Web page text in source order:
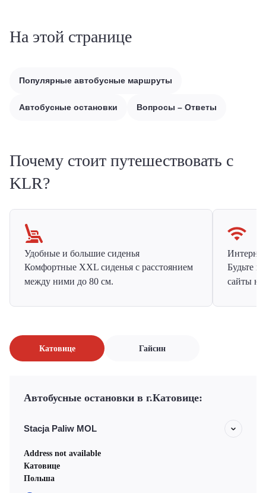
На этой странице
Популярные автобусные маршруты
Автобусные остановки Вопросы – Ответы
Почему стоит путешествовать с
KLR?
Удобные и большие сиденья
Комфортные XXL сиденья с расстоянием
между ними до 80 см.
Будьте
сайты на
Катовице Гайсин
Автобусные остановки в г.Катовице:
Stacja Paliw MOL
Address not available
Катовице
Польша